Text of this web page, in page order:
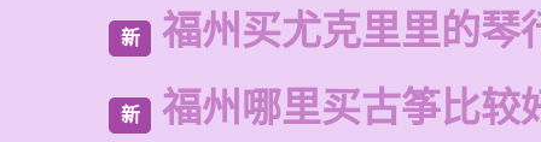
新 福州买尤克里里的琴
新 福州哪里买古筝比较